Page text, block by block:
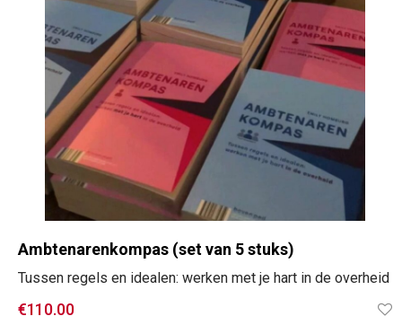
Ambtenarenkompas (set van 5 stuks)
Tussen regels en idealen: werken met je hart in de overheid
€110.00